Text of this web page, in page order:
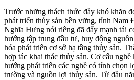
Trước những thách thức đầy khó khăn
phát triển thủy sản bền vững, tỉnh Nam
Nghĩa Hưng nói riêng đã đẩy mạnh tái
hướng tập trung đầu tư, huy động
hóa phát triển cơ sở hạ tầng thủy sản.
hợp tác khai thác thủy sản. Cơ cấu
hướng phát triển các nghề có tính chọn
trường và nguồn lợi thủy sản. Từ đầu